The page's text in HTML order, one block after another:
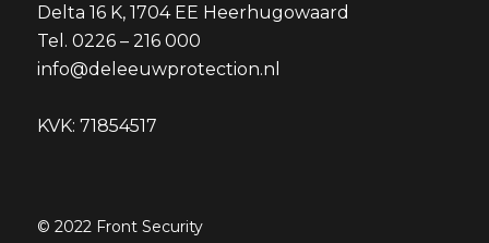
Delta 16 K, 1704 EE Heerhugowaard
Tel. 0226 – 216 000
info@deleeuwprotection.nl
KVK: 71854517
© 2022 Front Security